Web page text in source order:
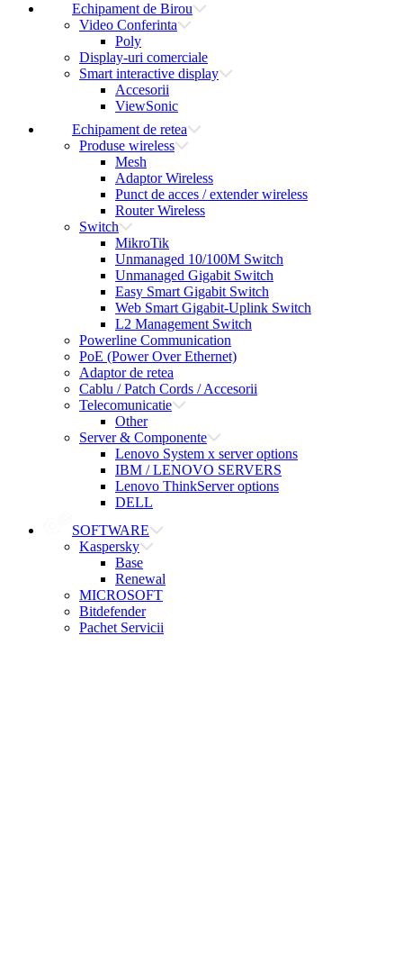
Echipament de Birou
Video Conferinta
Poly
Display-uri comerciale
Smart interactive display
Accesorii
ViewSonic
Echipament de retea
Produse wireless
Mesh
Adaptor Wireless
Punct de acces / extender wireless
Router Wireless
Switch
MikroTik
Unmanaged 10/100M Switch
Unmanaged Gigabit Switch
Easy Smart Gigabit Switch
Web Smart Gigabit-Uplink Switch
L2 Management Switch
Powerline Communication
PoE (Power Over Ethernet)
Adaptor de retea
Cablu / Patch Cords / Accesorii
Telecomunicatie
Other
Server & Componente
Lenovo System x server options
IBM / LENOVO SERVERS
Lenovo ThinkServer options
DELL
SOFTWARE
Kaspersky
Base
Renewal
MICROSOFT
Bitdefender
Pachet Servicii